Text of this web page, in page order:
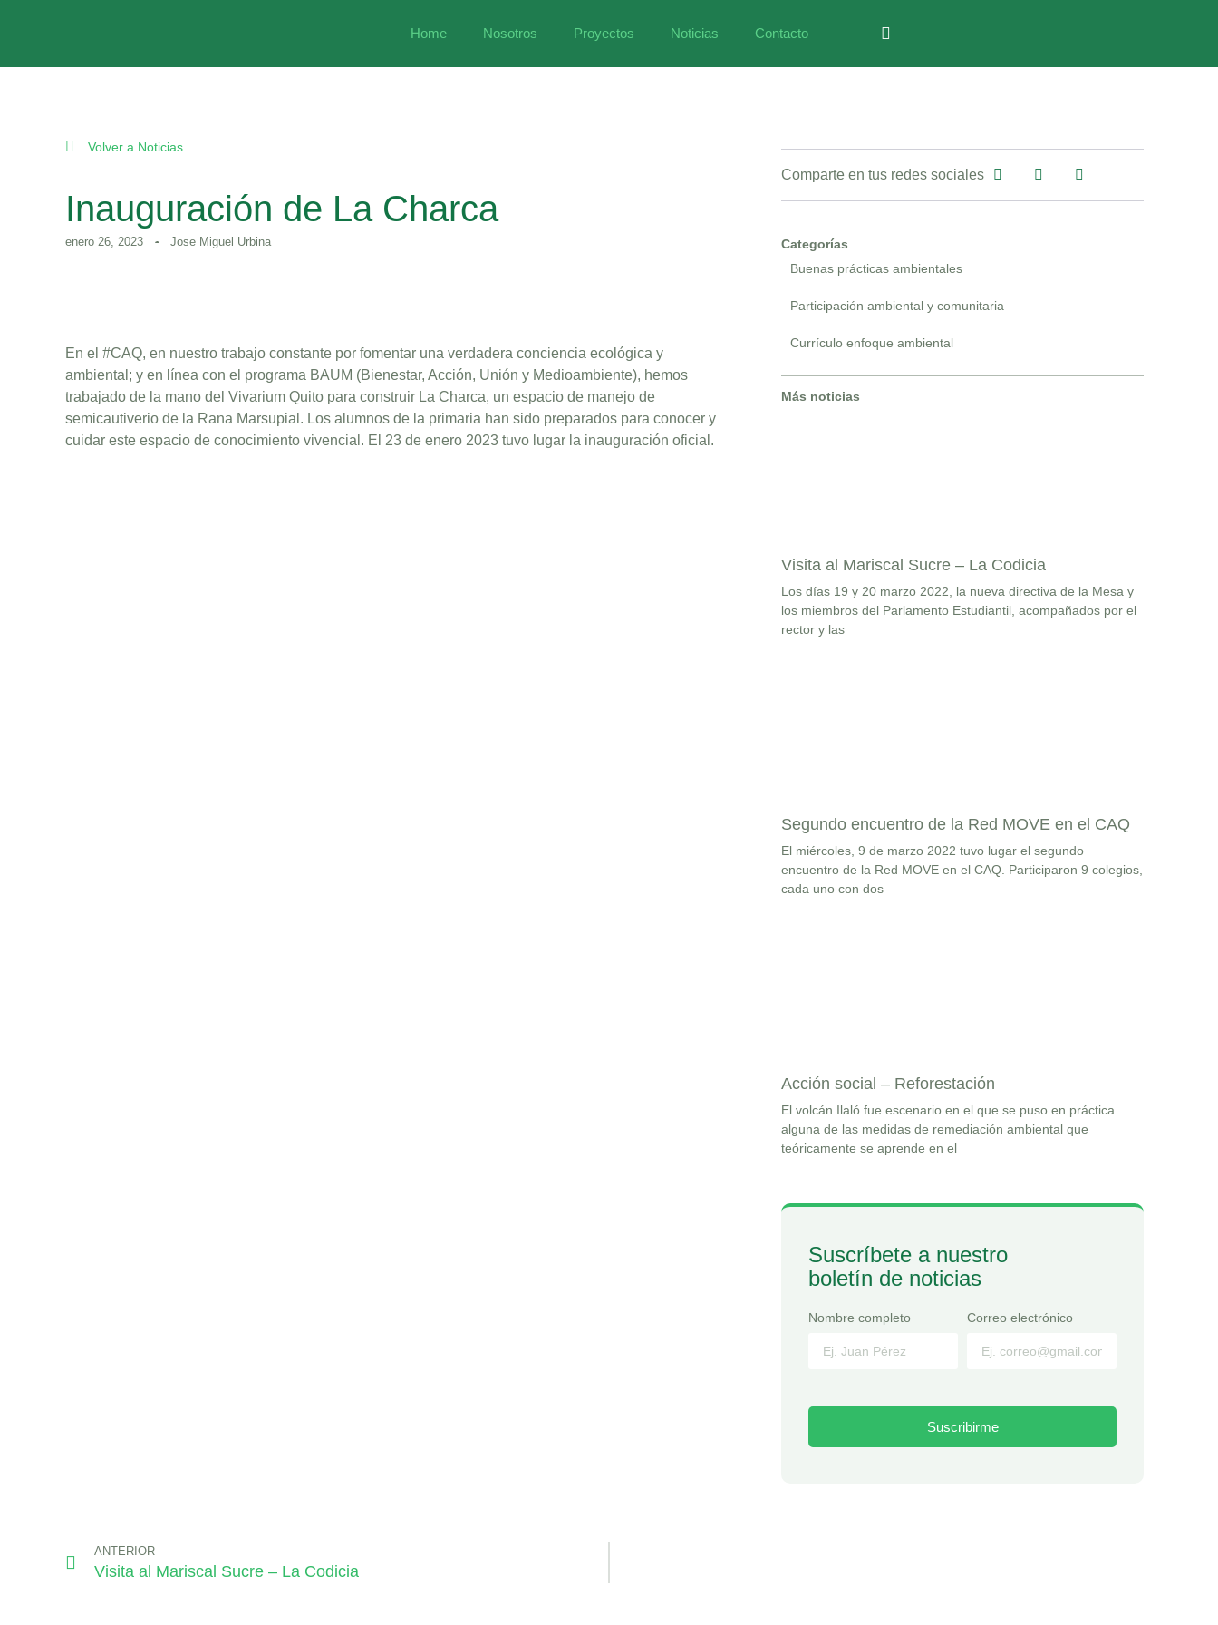
Home Nosotros Proyectos Noticias Contacto
Volver a Noticias
Inauguración de La Charca
enero 26, 2023 Jose Miguel Urbina
En el #CAQ, en nuestro trabajo constante por fomentar una verdadera conciencia ecológica y
ambiental; y en línea con el programa BAUM (Bienestar, Acción, Unión y Medioambiente), hemos
trabajado de la mano del Vivarium Quito para construir La Charca, un espacio de manejo de
semicautiverio de la Rana Marsupial. Los alumnos de la primaria han sido preparados para conocer y
cuidar este espacio de conocimiento vivencial. El 23 de enero 2023 tuvo lugar la inauguración oficial.
Comparte en tus redes sociales
Categorías
Buenas prácticas ambientales
Participación ambiental y comunitaria
Currículo enfoque ambiental
Más noticias
Visita al Mariscal Sucre – La Codicia
Los días 19 y 20 marzo 2022, la nueva directiva de la Mesa y
los miembros del Parlamento Estudiantil, acompañados por el
rector y las
Segundo encuentro de la Red MOVE en el CAQ
El miércoles, 9 de marzo 2022 tuvo lugar el segundo
encuentro de la Red MOVE en el CAQ. Participaron 9 colegios,
cada uno con dos
Acción social – Reforestación
El volcán Ilaló fue escenario en el que se puso en práctica
alguna de las medidas de remediación ambiental que
teóricamente se aprende en el
Suscríbete a nuestro
boletín de noticias
Nombre completo Correo electrónico
Suscribirme
ANTERIOR
Visita al Mariscal Sucre – La Codicia